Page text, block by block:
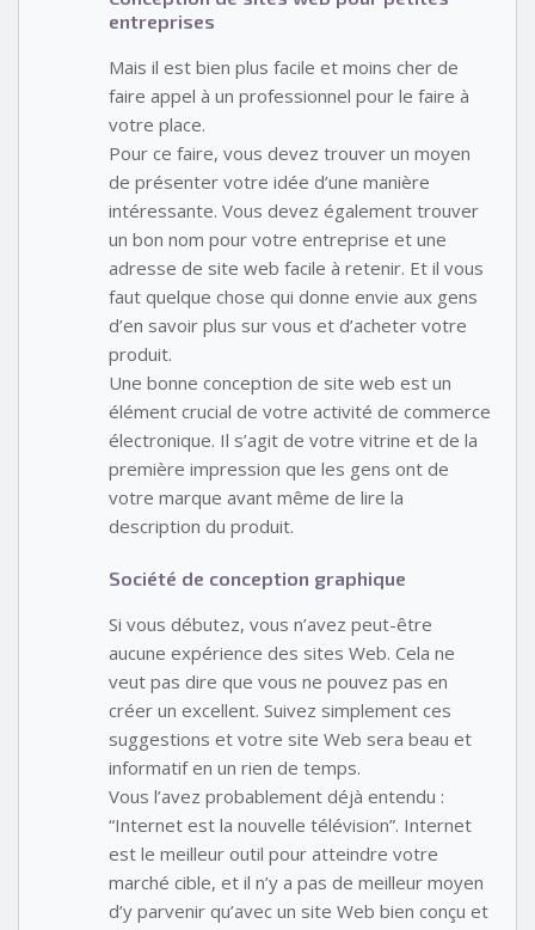
entreprises
Mais il est bien plus facile et moins cher de
faire appel à un professionnel pour le faire à
votre place.
Pour ce faire, vous devez trouver un moyen
de présenter votre idée d’une manière
intéressante. Vous devez également trouver
un bon nom pour votre entreprise et une
adresse de site web facile à retenir. Et il vous
faut quelque chose qui donne envie aux gens
d’en savoir plus sur vous et d’acheter votre
produit.
Une bonne conception de site web est un
élément crucial de votre activité de commerce
électronique. Il s’agit de votre vitrine et de la
première impression que les gens ont de
votre marque avant même de lire la
description du produit.
Société de conception graphique
Si vous débutez, vous n’avez peut-être
aucune expérience des sites Web. Cela ne
veut pas dire que vous ne pouvez pas en
créer un excellent. Suivez simplement ces
suggestions et votre site Web sera beau et
informatif en un rien de temps.
Vous l’avez probablement déjà entendu :
“Internet est la nouvelle télévision”. Internet
est le meilleur outil pour atteindre votre
marché cible, et il n’y a pas de meilleur moyen
d’y parvenir qu’avec un site Web bien conçu et